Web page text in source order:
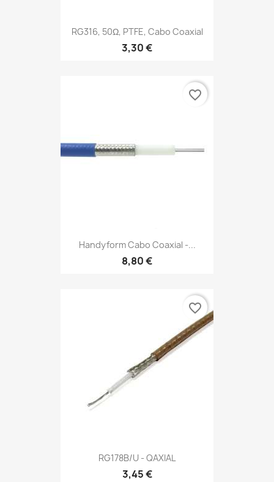
RG316, 50Ω, PTFE, Cabo Coaxial
3,30 €
Handyform Cabo Coaxial -...
8,80 €
favorite_border
RG178B/U - QAXIAL
3,45 €
favorite_border